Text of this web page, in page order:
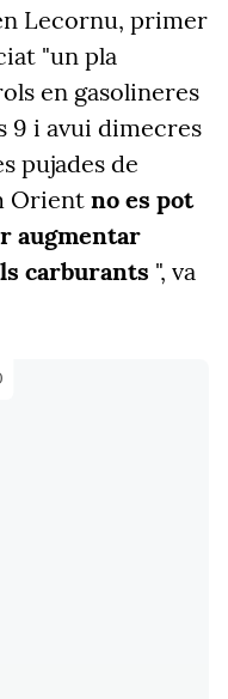
Lecornu, primer
"un pla
en gasolineres
9 i avui dimecres
pujades de
Orient no es pot
augmentar
carburants ", va